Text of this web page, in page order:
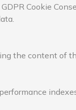
Cookie
the content of